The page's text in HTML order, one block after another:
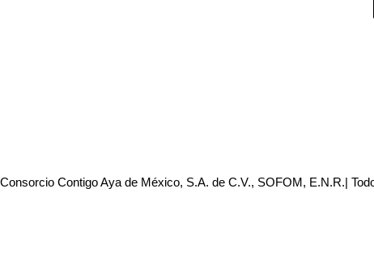
Contigo Aya de México, S.A. de C.V., SOFOM, E.N.R.|